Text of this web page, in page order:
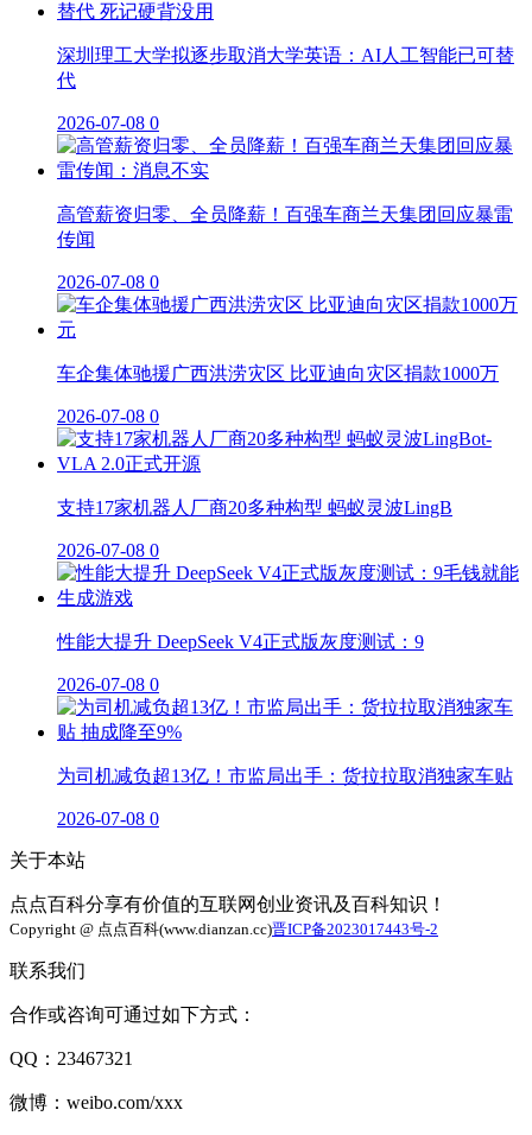
深圳理工大学拟逐步取消大学英语：AI人工智能已可替
代
2026-07-08 0
高管薪资归零、全员降薪！百强车商兰天集团回应暴雷
传闻
2026-07-08 0
车企集体驰援广西洪涝灾区 比亚迪向灾区捐款1000万
2026-07-08 0
支持17家机器人厂商20多种构型 蚂蚁灵波LingB
2026-07-08 0
性能大提升 DeepSeek V4正式版灰度测试：9
2026-07-08 0
为司机减负超13亿！市监局出手：货拉拉取消独家车贴
2026-07-08 0
关于本站
点点百科分享有价值的互联网创业资讯及百科知识！
Copyright @ 点点百科(www.dianzan.cc)晋ICP备2023017443号-2
联系我们
合作或咨询可通过如下方式：
QQ：23467321
微博：weibo.com/xxx